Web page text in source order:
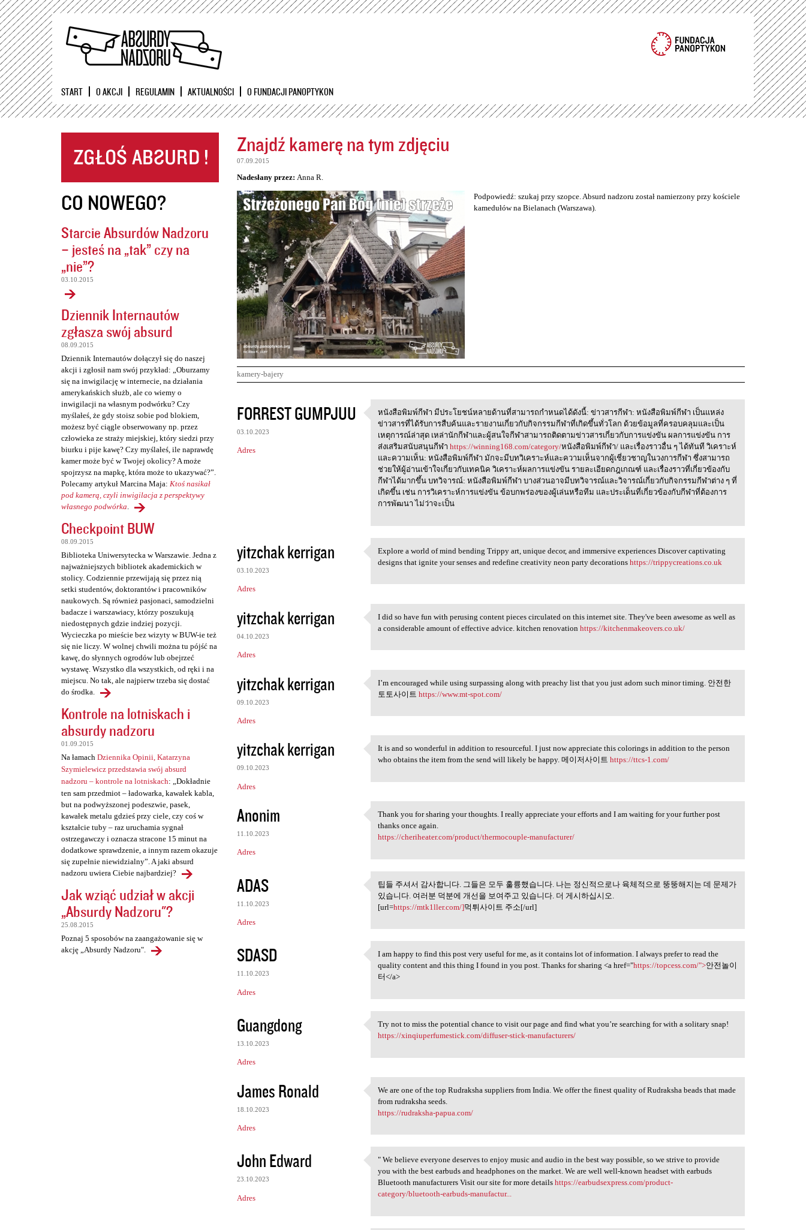
Przejdź
START O AKCJI REGULAMIN AKTUALNOŚCI O FUNDACJI PANOPTYKON
CO NOWEGO?
Starcie Absurdów Nadzoru
– jesteś na „tak” czy na
„nie”?
03.10.2015
Dziennik Internautów
zgłasza swój absurd
08.09.2015
Dziennik Internautów dołączył się do naszej
akcji i zgłosił nam swój przykład: „Oburzamy
się na inwigilację w internecie, na działania
amerykańskich służb, ale co wiemy o
inwigilacji na własnym podwórku? Czy
myślałeś, że gdy stoisz sobie pod blokiem,
możesz być ciągle obserwowany np. przez
człowieka ze straży miejskiej, który siedzi przy
biurku i pije kawę? Czy myślałeś, ile naprawdę
kamer może być w Twojej okolicy? A może
spojrzysz na mapkę, która może to ukazywać?”.
Polecamy artykuł Marcina Maja: Ktoś nasikał
pod kamerą, czyli inwigilacja z perspektywy
własnego podwórka.
Checkpoint BUW
08.09.2015
Biblioteka Uniwersytecka w Warszawie. Jedna z
najważniejszych bibliotek akademickich w
stolicy. Codziennie przewijają się przez nią
setki studentów, doktorantów i pracowników
naukowych. Są również pasjonaci, samodzielni
badacze i warszawiacy, którzy poszukują
niedostępnych gdzie indziej pozycji.
Wycieczka po mieście bez wizyty w BUW-ie też
się nie liczy. W wolnej chwili można tu pójść na
kawę, do słynnych ogrodów lub obejrzeć
wystawę. Wszystko dla wszystkich, od ręki i na
miejscu. No tak, ale najpierw trzeba się dostać
do środka.
Kontrole na lotniskach i
absurdy nadzoru
01.09.2015
Na łamach Dziennika Opinii, Katarzyna
Szymielewicz przedstawia swój absurd
nadzoru – kontrole na lotniskach: „Dokładnie
ten sam przedmiot – ładowarka, kawałek kabla,
but na podwyższonej podeszwie, pasek,
kawałek metalu gdzieś przy ciele, czy coś w
kształcie tuby – raz uruchamia sygnał
ostrzegawczy i oznacza stracone 15 minut na
dodatkowe sprawdzenie, a innym razem okazuje
się zupełnie niewidzialny”. A jaki absurd
nadzoru uwiera Ciebie najbardziej?
Jak wziąć udział w akcji
„Absurdy Nadzoru"?
25.08.2015
Poznaj 5 sposobów na zaangażowanie się w
akcję „Absurdy Nadzoru".
Znajdź kamerę na tym zdjęciu
07.09.2015
Nadesłany przez: Anna R.
Podpowiedź: szukaj przy szopce. Absurd nadzoru został namierzony przy kościele
kamedułów na Bielanach (Warszawa).
kamery-bajery
K
o
m
e
e
FORREST GUMPJUU
03.10.2023
Adres
หนังสือพิมพ์กีฬา
หนังสือพิมพ์กีฬา มีประโยชน์หลายด้านที่สามารถกำหนดได้ดังนี้: ข่าวสารกีฬา: หนังสือพิมพ์กีฬา เป็นแหล่ง
ข่าวสารที่ได้รับการสืบค้นและรายงานเกี่ยวกับกิจกรรมกีฬาที่เกิดขึ้นทั่วโลก ด้วยข้อมูลที่ครอบคลุมและเป็น
เหตุการณ์ล่าสุด เหล่านักกีฬาและผู้สนใจกีฬาสามารถติดตามข่าวสารเกี่ยวกับการแข่งขัน ผลการแข่งขัน การ
ส่งเสริมสนับสนุนกีฬาhttps://winning168.com/category/หนังสือพิมพ์กีฬา/ และเรื่องราวอื่น ๆ ได้ทันที วิเคราะห์
และความเห็น: หนังสือพิมพ์กีฬา มักจะมีบทวิเคราะห์และความเห็นจากผู้เชี่ยวชาญในวงการกีฬา ซึ่งสามารถ
ช่วยให้ผู้อ่านเข้าใจเกี่ยวกับเทคนิค วิเคราะห์ผลการแข่งขัน รายละเอียดกฎเกณฑ์ และเรื่องราวที่เกี่ยวข้องกับ
กีฬาได้มากขึ้น บทวิจารณ์: หนังสือพิมพ์กีฬา บางส่วนอาจมีบทวิจารณ์และวิจารณ์เกี่ยวกับกิจกรรมกีฬาต่าง ๆ ที่
เกิดขึ้น เช่น การวิเคราะห์การแข่งขัน ข้อบกพร่องของผู้เล่นหรือทีม และประเด็นที่เกี่ยวข้องกับกีฬาที่ต้องการ
การพัฒนา ไม่ว่าจะเป็น
yitzchak kerrigan
03.10.2023
Adres
Explore a world of mind
Explore a world of mind bending Trippy art, unique decor, and immersive experiences Discover captivating
designs that ignite your senses and redefine creativity neon party decorationshttps://trippycreations.co.uk
yitzchak kerrigan
04.10.2023
Adres
I did so have fun with
I did so have fun with perusing content pieces circulated on this internet site. They've been awesome as well as
a considerable amount of effective advice. kitchen renovationhttps://kitchenmakeovers.co.uk/
yitzchak kerrigan
09.10.2023
Adres
I’m encouraged while using
I’m encouraged while using surpassing along with preachy list that you just adorn such minor timing. 안전한
토토사이트https://www.mt-spot.com/
yitzchak kerrigan
09.10.2023
Adres
It is and so wonderful in
It is and so wonderful in addition to resourceful. I just now appreciate this colorings in addition to the person
who obtains the item from the send will likely be happy. 메이저사이트https://ttcs-1.com/
Anonim
11.10.2023
Adres
Thank you for sharing your
Thank you for sharing your thoughts. I really appreciate your efforts and I am waiting for your further post
thanks once again.
https://cheriheater.com/product/thermocouple-manufacturer/
ADAS
11.10.2023
Adres
팁들 주셔서 감사합니다. 그들은 모두 훌륭했습니다.
팁들 주셔서 감사합니다. 그들은 모두 훌륭했습니다. 나는 정신적으로나 육체적으로 뚱뚱해지는 데 문제가
있습니다. 여러분 덕분에 개선을 보여주고 있습니다. 더 게시하십시오.
[url=https://mtk1ller.com/]먹튀사이트 주소[/url]
SDASD
11.10.2023
Adres
I am happy to find this post
I am happy to find this post very useful for me, as it contains lot of information. I always prefer to read the
quality content and this thing I found in you post. Thanks for sharing <a href="https://topcess.com/">안전놀이
터</a>
Guangdong
13.10.2023
Adres
Try not to miss the potential
Try not to miss the potential chance to visit our page and find what you’re searching for with a solitary snap!
https://xinqiuperfumestick.com/diffuser-stick-manufacturers/
James Ronald
18.10.2023
Adres
We are one of the top
We are one of the top Rudraksha suppliers from India. We offer the finest quality of Rudraksha beads that made
from rudraksha seeds.
https://rudraksha-papua.com/
John Edward
23.10.2023
Adres
" We believe everyone
" We believe everyone deserves to enjoy music and audio in the best way possible, so we strive to provide
you with the best earbuds and headphones on the market. We are well well-known headset with earbuds
Bluetooth manufacturers Visit our site for more detailshttps://earbudsexpress.com/product-
category/bluetooth-earbuds-manufactur...